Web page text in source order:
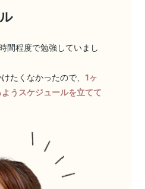
間程度で勉強していまし
たくなかったので、1ヶ
うスケジュールを立てて